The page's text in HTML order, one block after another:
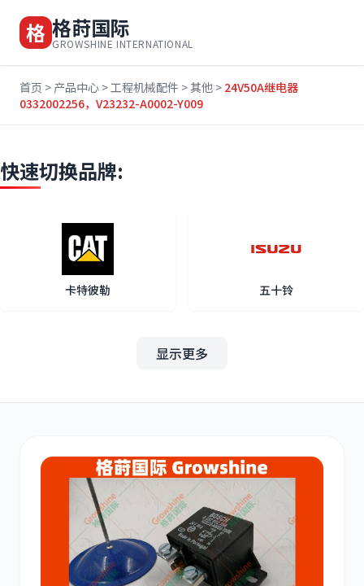
格 格莳国际
GROWSHINE INTERNATIONAL
首页 > 产品中心 >工程机械配件 >其他 > 24V50A继电器
0332002256，V23232-A0002-Y009
快速切换品牌:
卡特彼勒 五十铃
其他 小松
沃尔沃 康明斯
显示更多